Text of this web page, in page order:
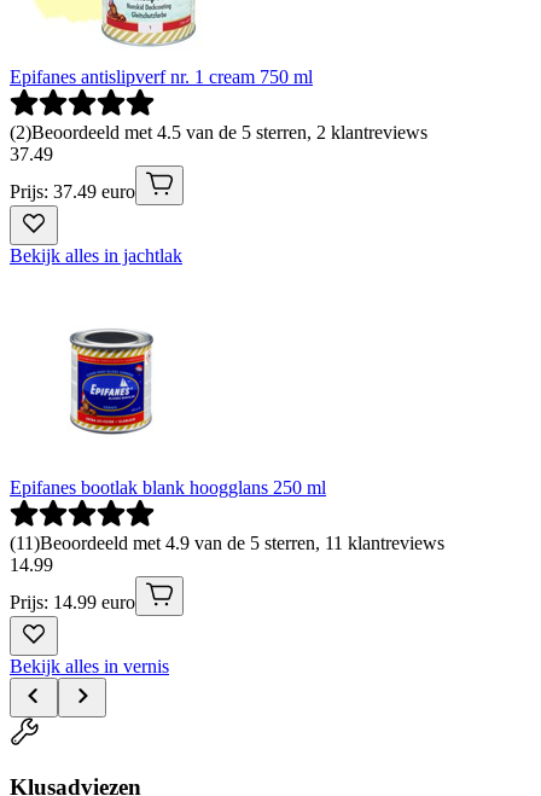
Epifanes antislipverf nr. 1 cream 750 ml
(2)Beoordeeld met 4.5 van de 5 sterren, 2 klantreviews
37.49
Prijs: 37.49 euro
Bekijk alles in jachtlak
Epifanes bootlak blank hoogglans 250 ml
(11)Beoordeeld met 4.9 van de 5 sterren, 11 klantreviews
14.99
Prijs: 14.99 euro
Bekijk alles in vernis
Klusadviezen